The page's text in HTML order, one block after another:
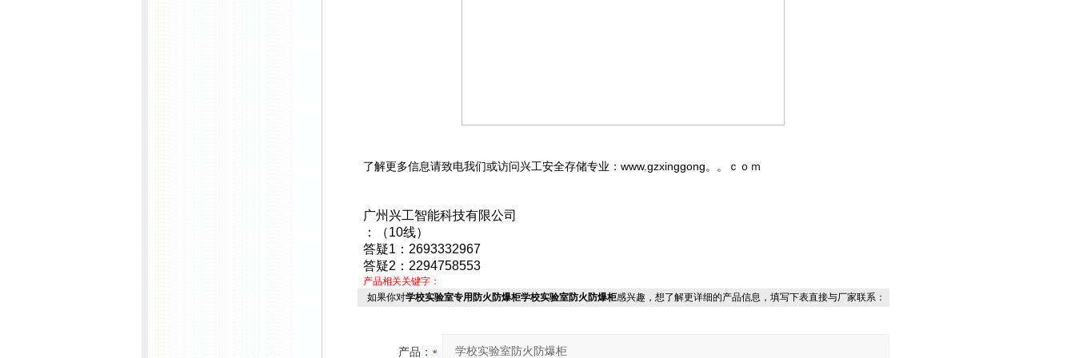
了解更多信息请致电我们或访问兴工安全存储专业： www.gzxinggong。。ｃｏｍ
广州兴工智能科技有限公司
：（10线）
答疑1：2693332967
答疑2：2294758553
产品相关关键字：
如果你对学校实验室专用防火防爆柜学校实验室防火防爆柜感兴趣，想了解更详细的产品信息，填写下表直接与厂家联系：
产品：